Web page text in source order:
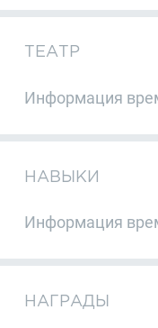
ТЕАТР
Информация
НАВЫКИ
Информация
НАГРАДЫ